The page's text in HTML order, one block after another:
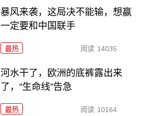
暴风来袭，这局决不能输，想赢
一定要和中国联手
最热 阅读 14035
河水干了，欧洲的底裤露出来
了，“生命线”告急
最热 阅读 10164